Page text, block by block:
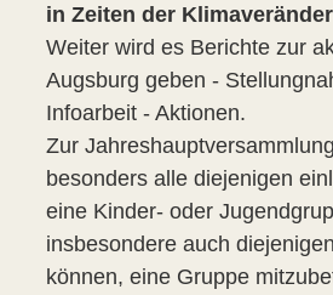
in Zeiten der
Weiter wird es Berichte zur
Augsburg geben -
Infoarbeit - Aktionen.
Zur
besonders alle diejenigen
eine Kinder- oder
insbesondere auch
können, eine Gruppe